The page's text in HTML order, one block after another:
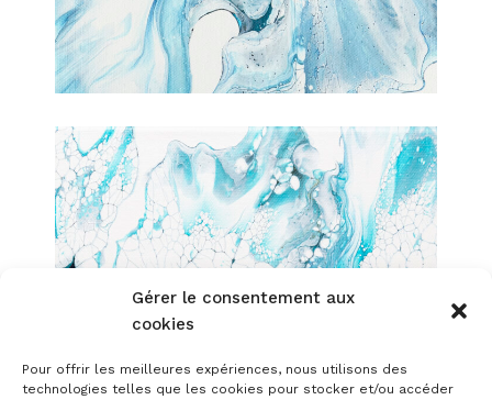
Gérer le consentement aux
cookies
Pour offrir les meilleures expériences, nous utilisons des
technologies telles que les cookies pour stocker et/ou accéder